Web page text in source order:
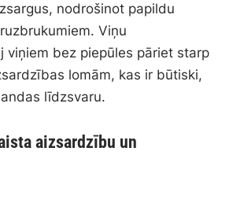
nodrošinot papildu
Viņu
viņiem bez piepūles pāriet starp
lomām, kas ir būtiski,
līdzsvaru.
aizsardzību un